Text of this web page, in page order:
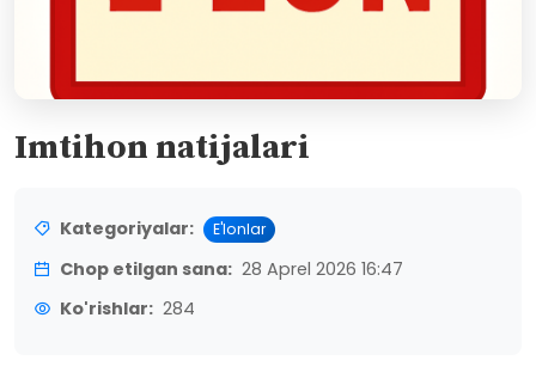
Imtihon natijalari
Kategoriyalar: E'lonlar
Chop etilgan sana: 28 Aprel 2026 16:47
Ko'rishlar: 284